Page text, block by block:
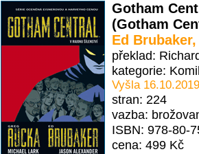
Gotham
(Gotham
Ed Brubaker
překlad:
kategorie:
Vyšla 16.10.2019
stran: 224
vazba:
ISBN: 978-80-
cena: 499 Kč